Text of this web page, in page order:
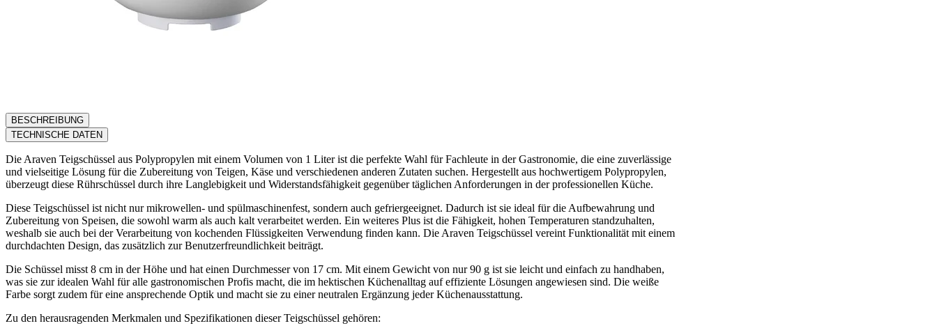
BESCHREIBUNG
TECHNISCHE DATEN
Die Araven Teigschüssel aus Polypropylen mit einem Volumen von 1 Liter ist die perfekte Wahl für Fachleute in der Gastronomie, die eine zuverlässige
und vielseitige Lösung für die Zubereitung von Teigen, Käse und verschiedenen anderen Zutaten suchen. Hergestellt aus hochwertigem Polypropylen,
überzeugt diese Rührschüssel durch ihre Langlebigkeit und Widerstandsfähigkeit gegenüber täglichen Anforderungen in der professionellen Küche.
Diese Teigschüssel ist nicht nur mikrowellen- und spülmaschinenfest, sondern auch gefriergeeignet. Dadurch ist sie ideal für die Aufbewahrung und
Zubereitung von Speisen, die sowohl warm als auch kalt verarbeitet werden. Ein weiteres Plus ist die Fähigkeit, hohen Temperaturen standzuhalten,
weshalb sie auch bei der Verarbeitung von kochenden Flüssigkeiten Verwendung finden kann. Die Araven Teigschüssel vereint Funktionalität mit einem
durchdachten Design, das zusätzlich zur Benutzerfreundlichkeit beiträgt.
Die Schüssel misst 8 cm in der Höhe und hat einen Durchmesser von 17 cm. Mit einem Gewicht von nur 90 g ist sie leicht und einfach zu handhaben,
was sie zur idealen Wahl für alle gastronomischen Profis macht, die im hektischen Küchenalltag auf effiziente Lösungen angewiesen sind. Die weiße
Farbe sorgt zudem für eine ansprechende Optik und macht sie zu einer neutralen Ergänzung jeder Küchenausstattung.
Zu den herausragenden Merkmalen und Spezifikationen dieser Teigschüssel gehören: